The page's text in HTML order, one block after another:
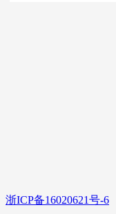
浙ICP备16020621号-6